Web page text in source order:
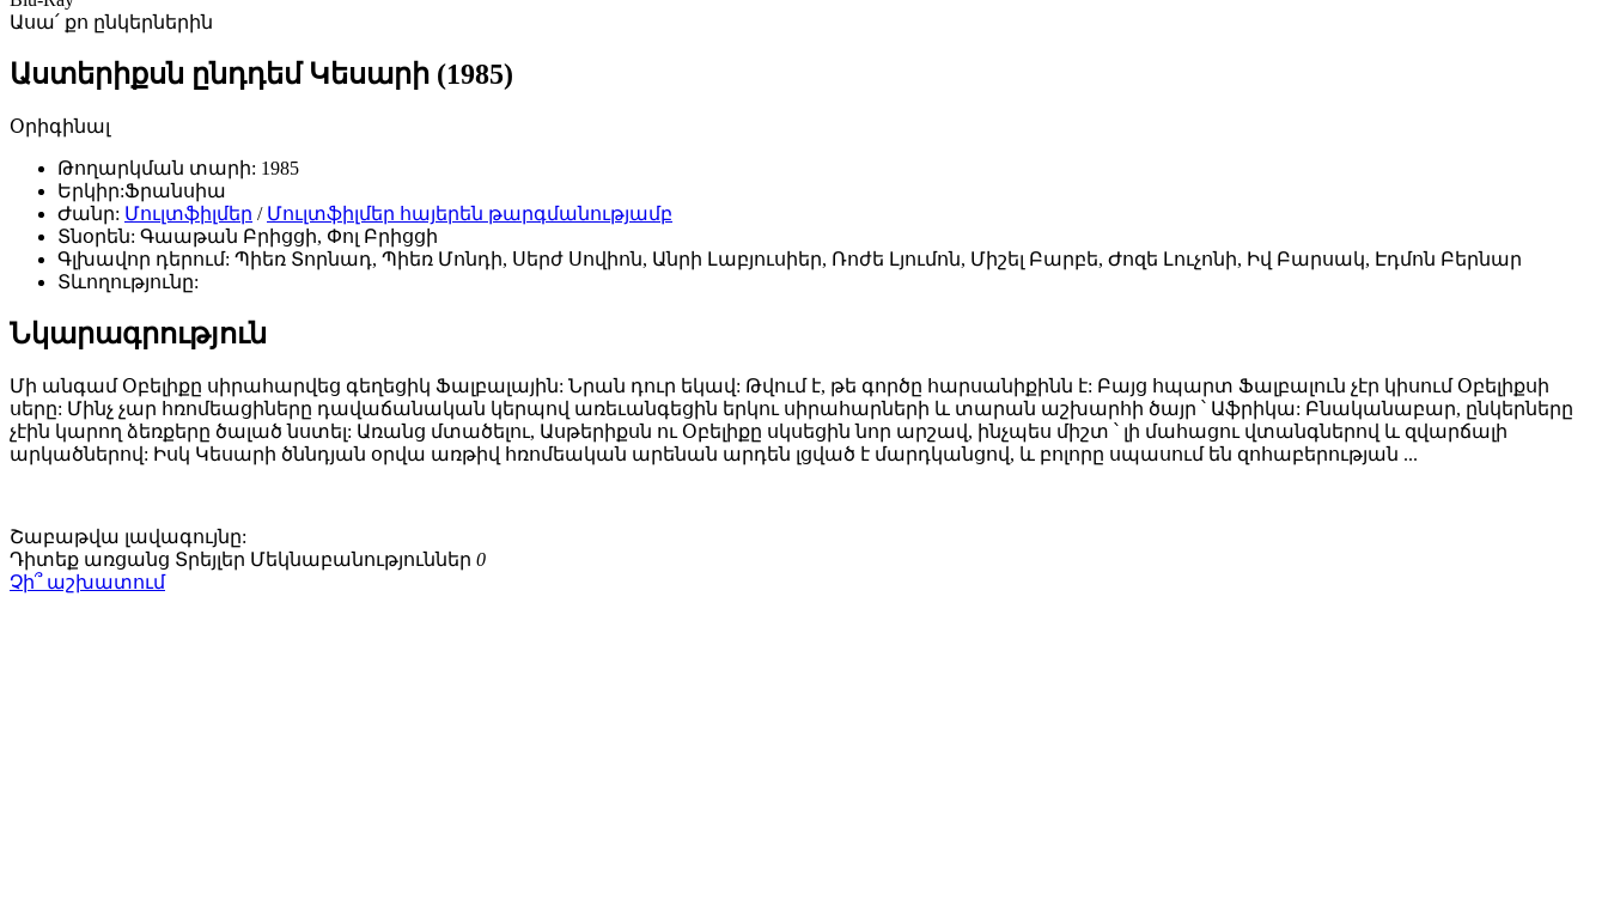
Ասա՛ քո ընկերներին
Աստերիքսն ընդդեմ Կեսարի (1985)
Օրիգինալ
Թողարկման տարի: 1985
Երկիր:Ֆրանսիա
Ժանր: Մուլտֆիլմեր / Մուլտֆիլմեր հայերեն թարգմանությամբ
Տնօրեն: Գաաթան Բրիցցի, Փոլ Բրիցցի
Գլխավոր դերում: Պիեռ Տորնադ, Պիեռ Մոնդի, Սերժ Սովիոն, Անրի Լաբյուսիեր, Ռոժե Լյումոն, Միշել Բարբե, Ժոզե Լուչոնի, Իվ Բարսակ, Էդմոն Բերնար
Տևողությունը:
Նկարագրություն
Մի անգամ Օբելիքը սիրահարվեց գեղեցիկ Ֆալբալային: Նրան դուր եկավ: Թվում է, թե գործը հարսանիքինն է: Բայց հպարտ Ֆալբալուն չէր կիսում Օբելիքսի
սերը: Մինչ չար հռոմեացիները դավաճանական կերպով առեւանգեցին երկու սիրահարների և տարան աշխարհի ծայր ՝ Աֆրիկա: Բնականաբար, ընկերները
չէին կարող ձեռքերը ծալած նստել: Առանց մտածելու, Ասթերիքսն ու Օբելիքը սկսեցին նոր արշավ, ինչպես միշտ ՝ լի մահացու վտանգներով և զվարճալի
արկածներով: Իսկ Կեսարի ծննդյան օրվա առթիվ հռոմեական արենան արդեն լցված է մարդկանցով, և բոլորը սպասում են զոհաբերության ...
Շաբաթվա լավագույնը:
Դիտեք առցանց Տրեյլեր Մեկնաբանություններ 0
Չի՞ աշխատում